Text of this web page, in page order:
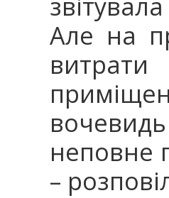
Але на
неповне
–